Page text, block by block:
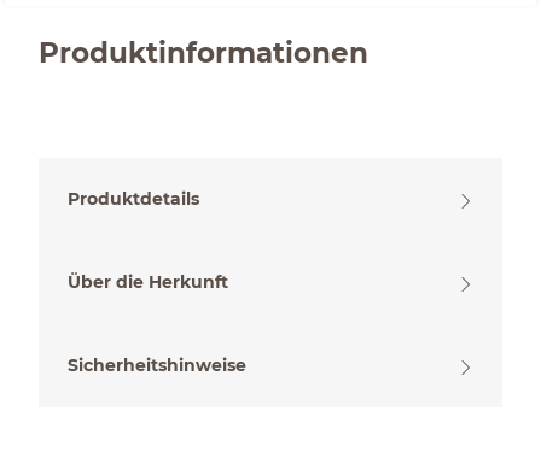
Produktinformationen
Produktdetails
Über die Herkunft
Sicherheitshinweise